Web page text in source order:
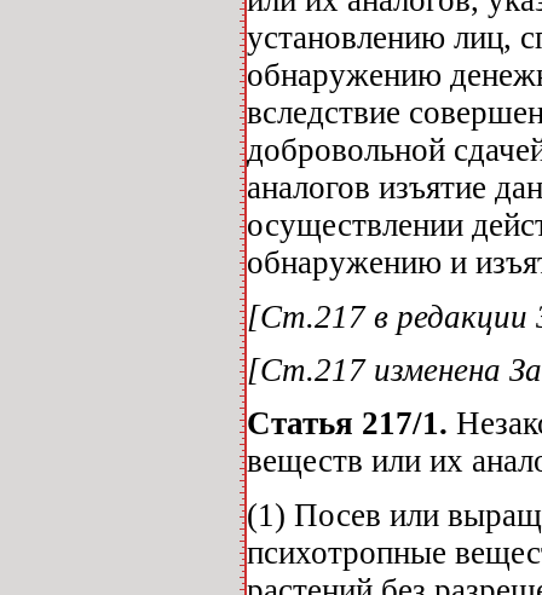
установлению лиц,
обнаружению
вследствие
добровольной
аналогов изъятие
осуществлении
обнаружению и
[Ст.217 в редакции
[Ст.217 изменена
Статья 217/1.
веществ или их
(1) Посев или
психотропные